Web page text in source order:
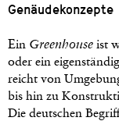
Genäudekonzepte
Ein Greenhouse ist
oder ein
reicht von
bis hin zu
Die deutschen